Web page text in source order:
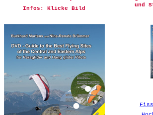
Infos: Klicke Bild
und